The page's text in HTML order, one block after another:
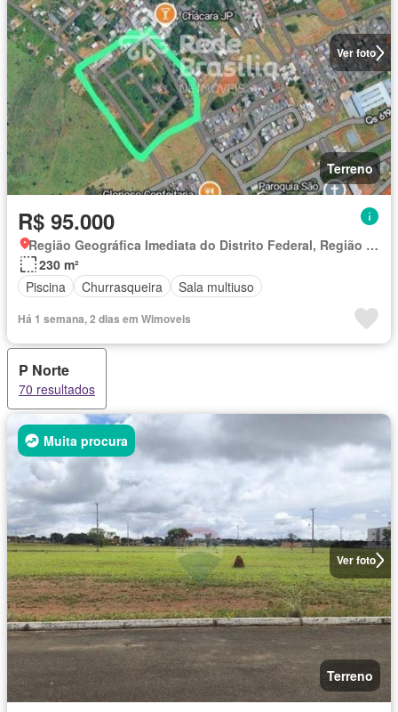
Ver foto
Terreno
R$ 95.000
Região Geográfica Imediata do Distrito Federal, Região Integrada de Desenvolvimento do Distrito Federal e Entorno
230 m²
Piscina
Churrasqueira Sala multiuso
Há 1 semana, 2 dias em Wimoveis
P Norte
70 resultados
Ver foto
Muita procura
Terreno